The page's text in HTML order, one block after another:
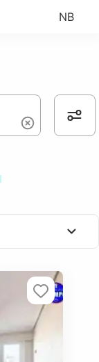
NB